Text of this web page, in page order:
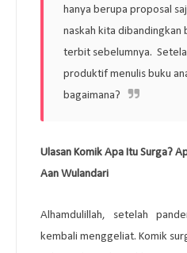
hanya berupa proposal
naskah kita dibandingkan
terbit sebelumnya.
produktif menulis buku
bagaimana?
Ulasan Komik Apa Itu Surga?
Aan Wulandari
Alhamdulillah, setelah
kembali menggeliat. Komik